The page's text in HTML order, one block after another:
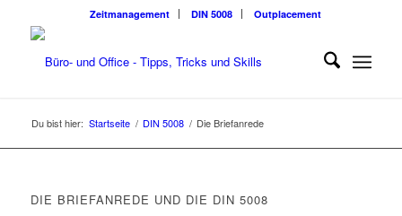
Zeitmanagement DIN 5008 Outplacement
Du bist hier: Startseite / DIN 5008 / Die Briefanrede
DIE BRIEFANREDE UND DIE DIN 5008